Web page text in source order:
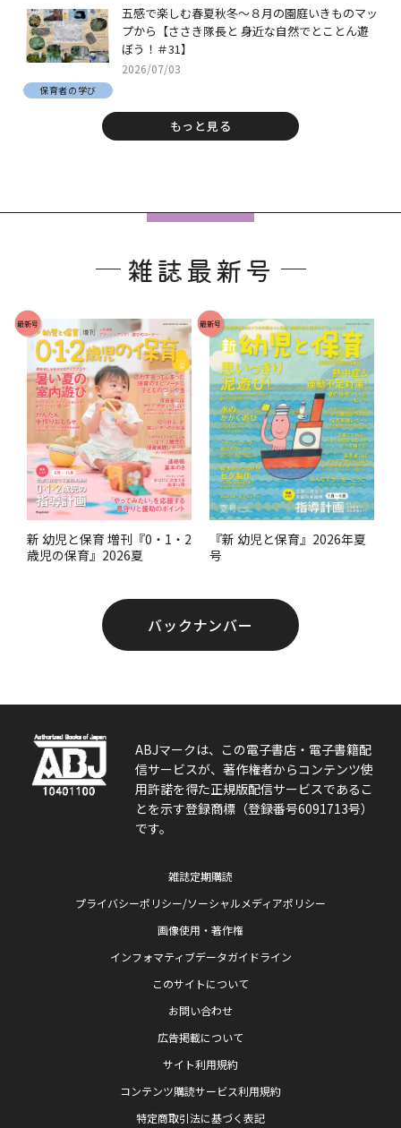
五感で楽しむ春夏秋冬～８月の園庭いきものマッ
プから【ささき隊長と 身近な自然でとことん遊
ぼう！＃31】
2026/07/03
保育者の学び
もっと見る
雑誌最新号
最新号
新 幼児と保育 増刊『0・1・2
歳児の保育』2026夏
最新号
『新 幼児と保育』2026年夏
号
バックナンバー
ABJマークは、この電子書店・電子書籍配
信サービスが、著作権者からコンテンツ使
用許諾を得た正規版配信サービスであるこ
とを示す登録商標（登録番号6091713号）
です。
雑誌定期購読
プライバシーポリシー/ソーシャルメディアポリシー
画像使用・著作権
インフォマティブデータガイドライン
このサイトについて
お問い合わせ
広告掲載について
サイト利用規約
コンテンツ購読サービス利用規約
特定商取引法に基づく表記